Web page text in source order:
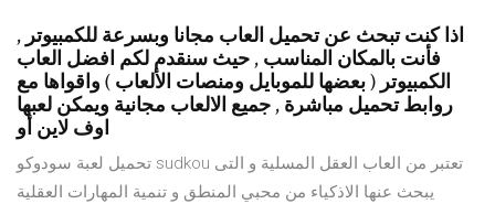
اذا كنت تبحث عن تحميل العاب مجانا وبسرعة للكمبيوتر ,
فأنت بالمكان المناسب , حيث سنقدم لكم افضل العاب
الكمبيوتر ( بعضها للموبايل ومنصات الألعاب ) واقواها مع
روابط تحميل مباشرة , جميع الالعاب مجانية ويمكن لعبها
اوف لاين أو
تحميل لعبة سودوكو sudkou تعتبر من العاب العقل المسلية و التى
يبحث عنها الاذكياء من محبي المنطق و تنمية المهارات العقلية